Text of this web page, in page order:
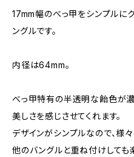
17mm幅のべっ甲をシンプルに
ングルです。
内径は64mm。
べっ甲特有の半透明な飴色が
美しさを感じさせてくれます。
デザインがシンプルなので、様
他のバングルと重ね付けしても